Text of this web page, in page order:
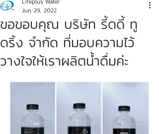
ขอขอบคุณ บริษัท รี้ดดี้ ทู
ดริ้ง จำกัด ที่มอบความไว้
วางใจให้เราผลิตน้ำดื่มค่ะ
Jun 29, 2022